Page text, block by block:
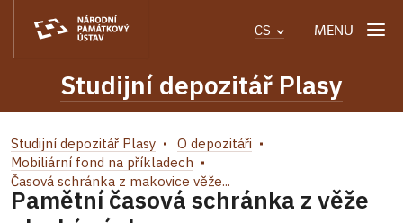
CS MENU
Studijní depozitář Plasy
Studijní depozitář Plasy
O depozitáři
Mobiliární fond na příkladech
Časová schránka z makovice věže...
Pamětní časová schránka z věže